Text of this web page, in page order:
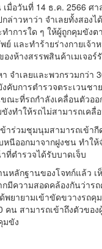
มื่อวันที่ 14 ธ.ค. 2566 ศ
ล่าวหาว่า จำเลยทั้งสอง
ทำการใด ๆ ให้ผู้ถูกคุมขัง
ย์ และทำร้ายร่างกายเจ้
งห้างสรรพสินค้าเมเจอร์
จำเลยและพวกรวมกว่
คับการตำรวจตระเวนช
ณะที่รถกำลังเคลื่อนตัวออ
งทำให้รถไม่สามารถเคลื่
ข้าร่วมชุมนุมสามารถเข้า
นีออกมาจากฝูงชน ทำใ
ที่ตำรวจได้รับบาดเจ็บ
หลักฐานของโจทก์แล้ว เ
กมีความสอดคล้องกันว่าร
พยายามเข้าขัดขวางรถ
คน สามารถเข้าถึงตัวขอ
มขัง